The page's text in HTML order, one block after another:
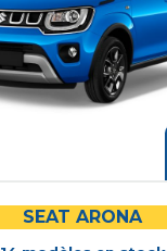
SEAT ARONA